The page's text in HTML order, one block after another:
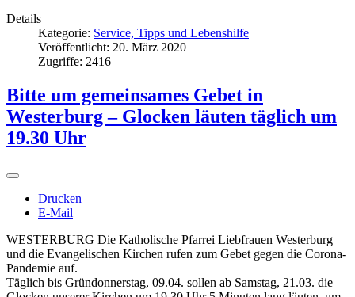
Details
Kategorie: Service, Tipps und Lebenshilfe
Veröffentlicht: 20. März 2020
Zugriffe: 2416
Bitte um gemeinsames Gebet in
Westerburg – Glocken läuten täglich um
19.30 Uhr
Drucken
E-Mail
WESTERBURG Die Katholische Pfarrei Liebfrauen Westerburg
und die Evangelischen Kirchen rufen zum Gebet gegen die Corona-
Pandemie auf.
Täglich bis Gründonnerstag, 09.04. sollen ab Samstag, 21.03. die